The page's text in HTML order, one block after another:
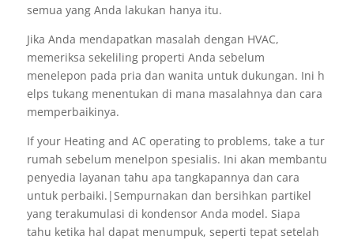
semua yang Anda lakukan hanya itu.
Jika Anda mendapatkan masalah dengan HVAC,
memeriksa sekeliling properti Anda sebelum
menelepon pada pria dan wanita untuk dukungan. Ini h
elps tukang menentukan di mana masalahnya dan cara
memperbaikinya.
If your Heating and AC operating to problems, take a tur
rumah sebelum menelpon spesialis. Ini akan membantu
penyedia layanan tahu apa tangkapannya dan cara
untuk perbaiki.|Sempurnakan dan bersihkan partikel
yang terakumulasi di kondensor Anda model. Siapa
tahu ketika hal dapat menumpuk, seperti tepat setelah